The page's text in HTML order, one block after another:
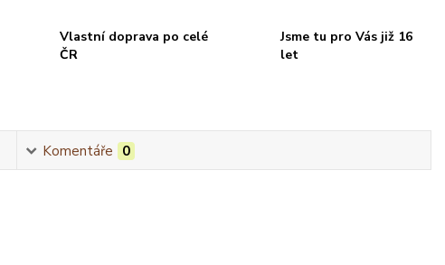
Vlastní doprava po celé
ČR
Jsme tu pro Vás již 16
let
Komentáře 0